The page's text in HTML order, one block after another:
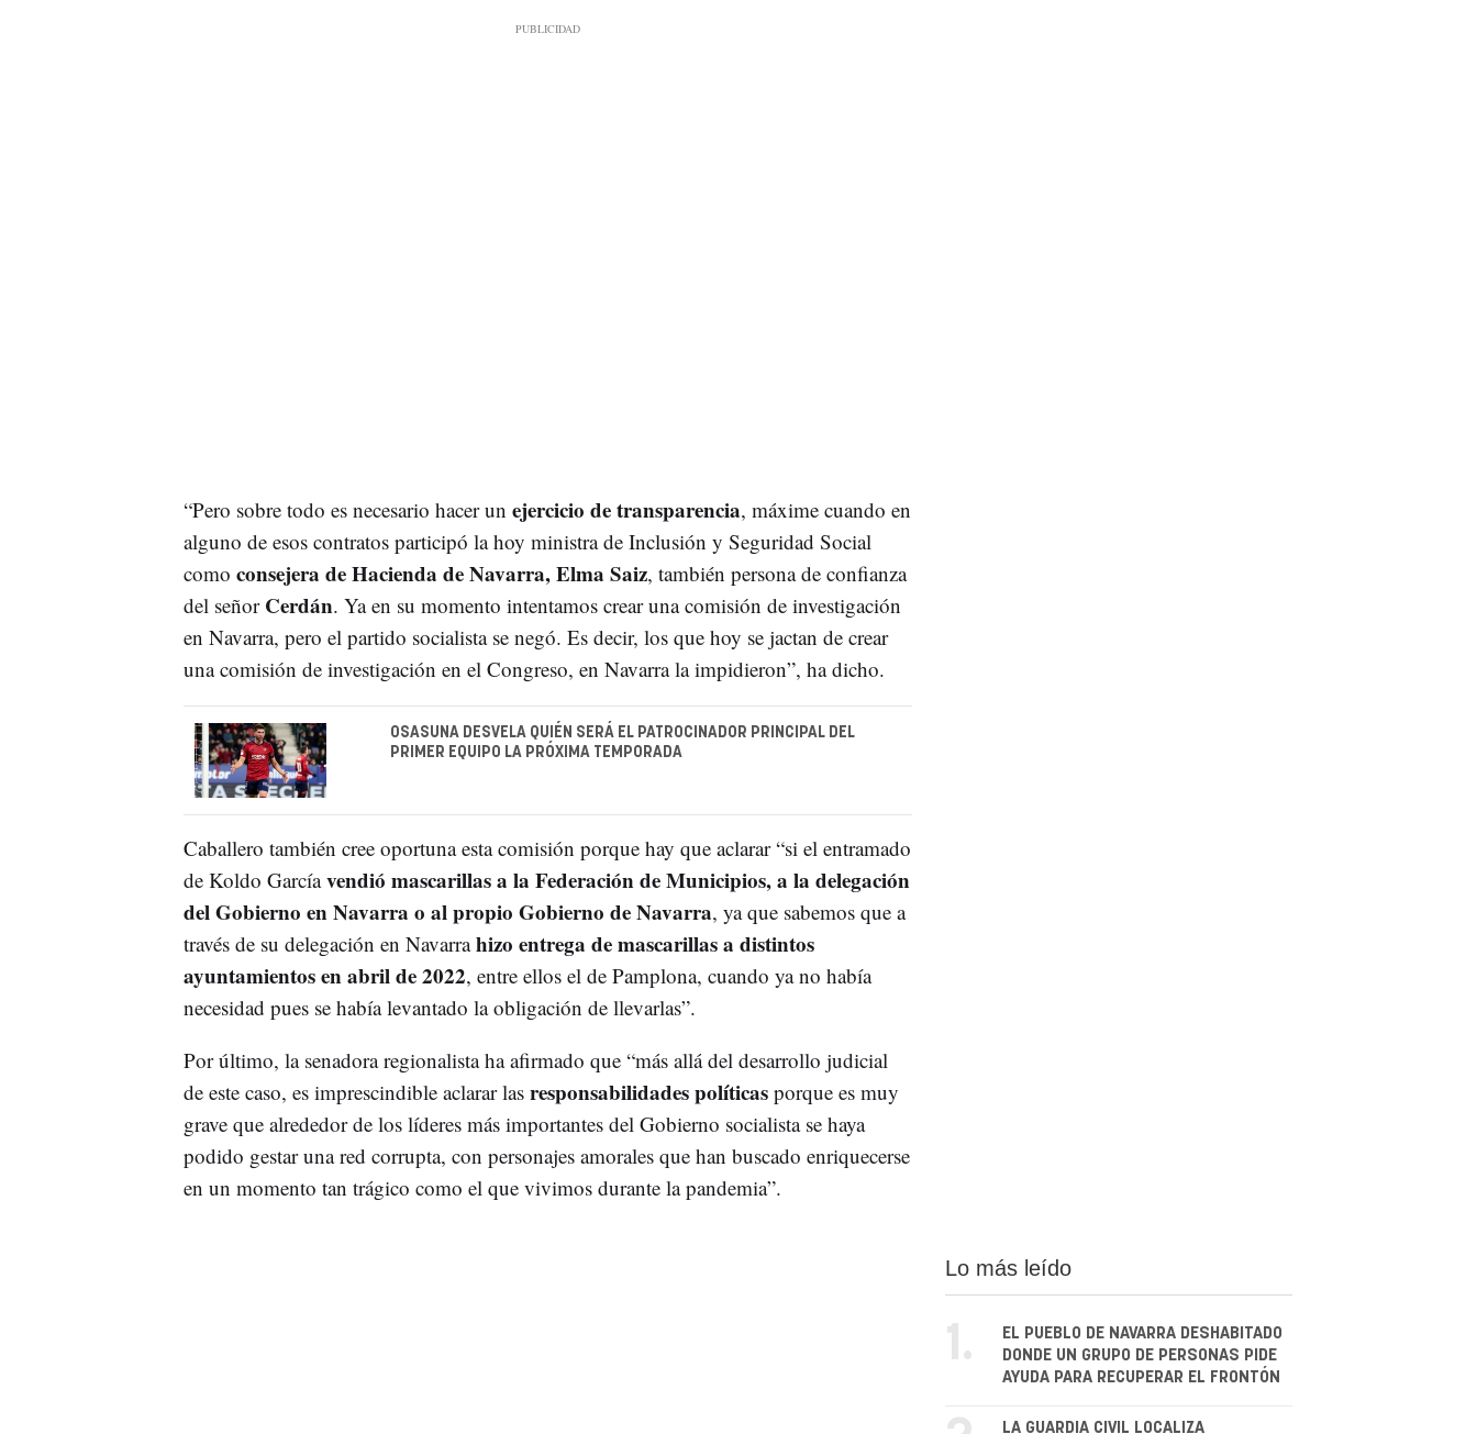
“Pero sobre todo es necesario hacer un ejercicio de transparencia, máxime cuando en
alguno de esos contratos participó la hoy ministra de Inclusión y Seguridad Social
como consejera de Hacienda de Navarra, Elma Saiz, también persona de confianza
del señor Cerdán. Ya en su momento intentamos crear una comisión de investigación
en Navarra, pero el partido socialista se negó. Es decir, los que hoy se jactan de crear
una comisión de investigación en el Congreso, en Navarra la impidieron”, ha dicho.
OSASUNA DESVELA QUIÉN SERÁ EL PATROCINADOR PRINCIPAL DEL
PRIMER EQUIPO LA PRÓXIMA TEMPORADA
Caballero también cree oportuna esta comisión porque hay que aclarar “si el entramado
de Koldo Garcíavendió mascarillas a la Federación de Municipios, a la delegación
del Gobierno en Navarra o al propio Gobierno de Navarra, ya que sabemos que a
través de su delegación en Navarrahizo entrega de mascarillas a distintos
ayuntamientos en abril de 2022, entre ellos el de Pamplona, cuando ya no había
necesidad pues se había levantado la obligación de llevarlas”.
Por último, la senadora regionalista ha afirmado que “más allá del desarrollo judicial
de este caso, es imprescindible aclarar las responsabilidades políticas porque es muy
grave que alrededor de los líderes más importantes del Gobierno socialista se haya
podido gestar una red corrupta, con personajes amorales que han buscado enriquecerse
en un momento tan trágico como el que vivimos durante la pandemia”.
Lo más leído
1.
EL PUEBLO DE NAVARRA DESHABITADO
DONDE UN GRUPO DE PERSONAS PIDE
AYUDA PARA RECUPERAR EL FRONTÓN
LA GUARDIA CIVIL LOCALIZA